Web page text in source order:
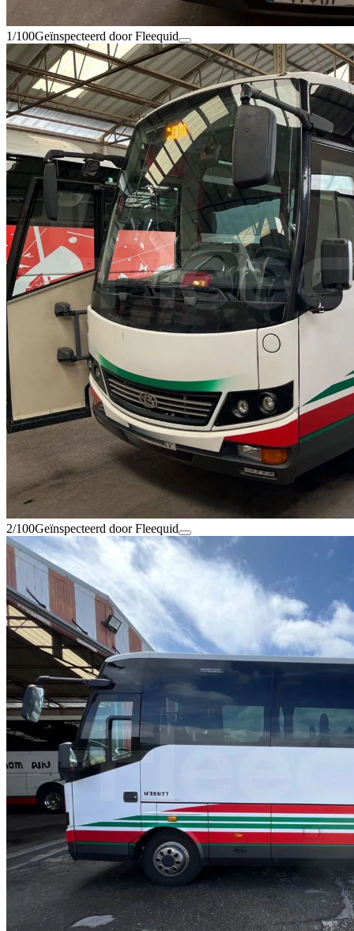
1/100Geïnspecteerd door Fleequid
2/100Geïnspecteerd door Fleequid